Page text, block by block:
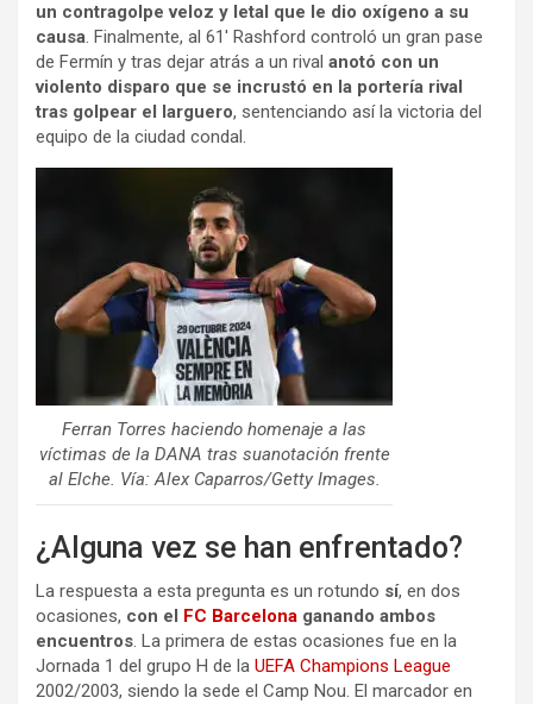
un contragolpe veloz y letal que le dio oxígeno a su
causa. Finalmente, al 61′ Rashford controló un gran pase
de Fermín y tras dejar atrás a un rival anotó con un
violento disparo que se incrustó en la portería rival
tras golpear el larguero, sentenciando así la victoria del
equipo de la ciudad condal.
Ferran Torres haciendo homenaje a las
víctimas de la DANA tras suanotación frente
al Elche. Vía: Alex Caparros/Getty Images.
¿Alguna vez se han enfrentado?
La respuesta a esta pregunta es un rotundo sí, en dos
ocasiones, con el FC Barcelona ganando ambos
encuentros. La primera de estas ocasiones fue en la
Jornada 1 del grupo H de la UEFA Champions League
2002/2003, siendo la sede el Camp Nou. El marcador en